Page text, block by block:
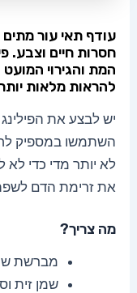
עודף תאי עור
חסרות חיים וצבע.
המת והגירוי
להראות מלאות
יש לבצע את
השתמשו במספיק
לא יותר מדי כדי לא
את זרימת הדם
מה צריך?
מברשת
שמן זית